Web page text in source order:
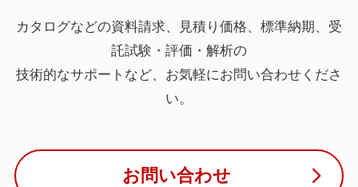
カタログなどの資料請求、見積り価格、標準納期、受
託試験・評価・解析の
技術的なサポートなど、お気軽にお問い合わせくださ
い。
お問い合わせ